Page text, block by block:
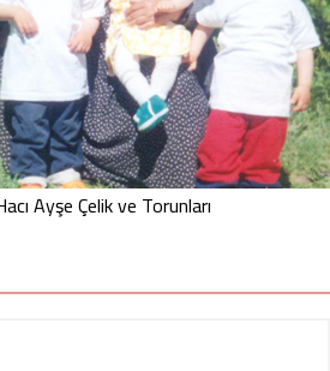
Ayşe Çelik ve Torunları